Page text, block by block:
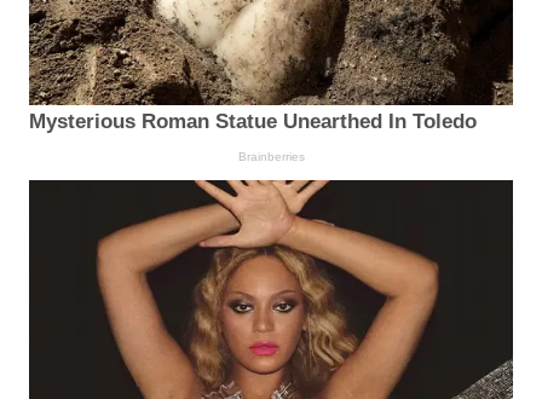
Mysterious Roman Statue Unearthed In Toledo
Brainberries